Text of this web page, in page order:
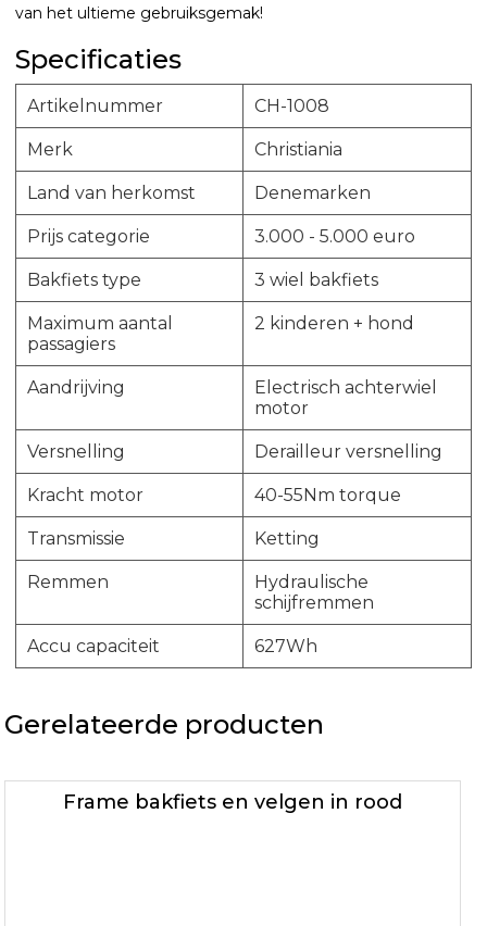
van het ultieme gebruiksgemak!
Specificaties
Artikelnummer CH-1008
Merk Christiania
Land van herkomst Denemarken
Prijs categorie 3.000 - 5.000 euro
Bakfiets type 3 wiel bakfiets
Maximum aantal
passagiers
2 kinderen + hond
Aandrijving
Electrisch achterwiel
motor
Versnelling Derailleur versnelling
Kracht motor 40-55Nm torque
Transmissie Ketting
Remmen
Hydraulische
schijfremmen
Accu capaciteit 627Wh
Gerelateerde producten
Frame bakfiets en velgen in rood